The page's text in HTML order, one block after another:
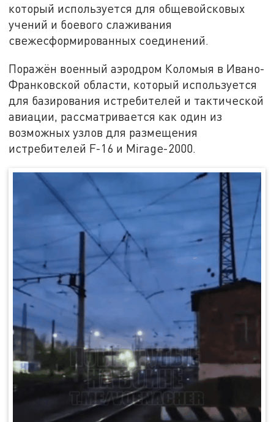
который используется для общевойсковых
учений и боевого слаживания
свежесформированных соединений.
Поражён военный аэродром Коломыя в Ивано-
Франковской области, который используется
для базирования истребителей и тактической
авиации, рассматривается как один из
возможных узлов для размещения
истребителей F-16 и Mirage-2000.